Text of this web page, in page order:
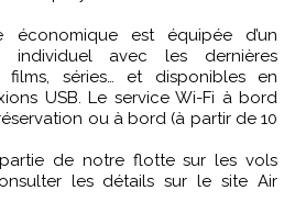
économique est équipée d’un
individuel avec les dernières
films, séries… et disponibles en
USB. Le service Wi-Fi à bord
ou à bord (à partir de 10
de notre flotte sur les vols
les détails sur le site Air